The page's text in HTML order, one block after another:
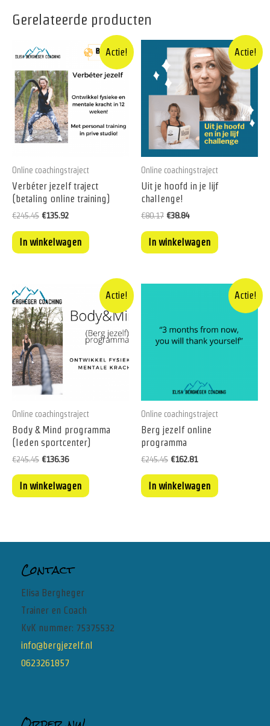
Gerelateerde producten
Actie!
Online coachingstraject
Verbéter jezelf traject
(betaling online training)
€245.45 €135.92
In winkelwagen
Actie!
Online coachingstraject
Uit je hoofd in je lijf
challenge!
€80.17 €38.84
In winkelwagen
Actie!
Online coachingstraject
Body & Mind programma
(leden sportcenter)
€245.45 €136.36
In winkelwagen
Actie!
Online coachingstraject
Berg jezelf online
programma
€245.45 €162.81
In winkelwagen
Contact
Elisa Bergheger
Trainer en Coach
KvK nummer: 75375532
info@bergjezelf.nl
0623261857